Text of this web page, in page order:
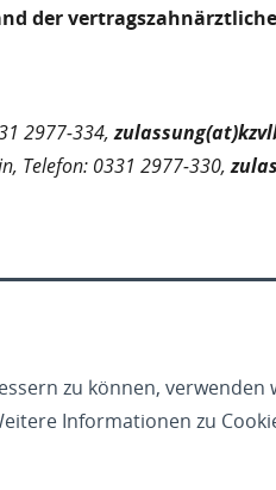
der
2977-334,
Telefon: 0331 2977-330,
zu können, verwenden
Informationen zu